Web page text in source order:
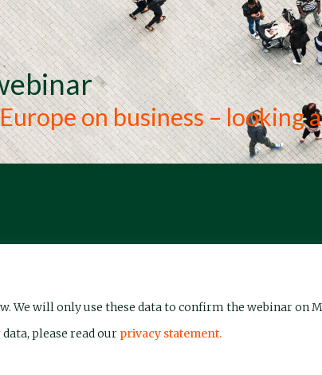
on business – looking
We will only use these data to confirm the webinar
please read our privacy statement.